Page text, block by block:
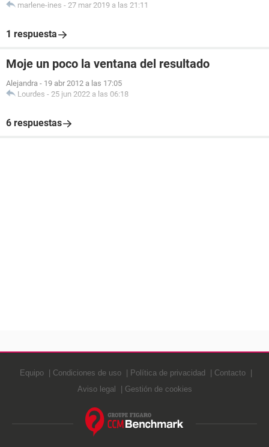
marlene-ines - 27 mar 2019 a las 21:11
1 respuesta
Moje un poco la ventana del resultado
Alejandra - 19 abr 2012 a las 17:05
Lourdes - 25 jun 2022 a las 06:18
6 respuestas
Equipo Condiciones de uso Política de privacidad
Contacto
Aviso legal
Gestión de cookies